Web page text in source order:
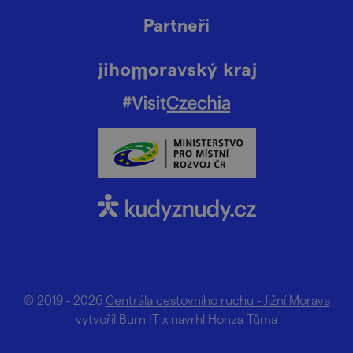
Partneři
© 2019 - 2026 Centrála cestovního ruchu - Jižní Morava
vytvořil Burn IT x navrhl Honza Tůma